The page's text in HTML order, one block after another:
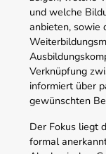
und welche
anbieten, sowie
Verknüpfung
informiert über
gewünschten
Der Fokus liegt
formal